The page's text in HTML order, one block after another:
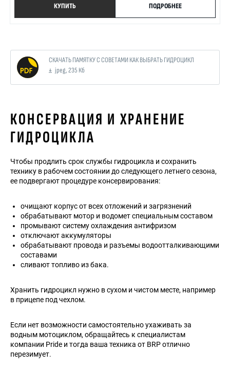
КУПИТЬ ПОДРОБНЕЕ
СКАЧАТЬ ПАМЯТКУ С СОВЕТАМИ КАК ВЫБРАТЬ ГИДРОЦИКЛ
jpeg, 235 Кб
КОНСЕРВАЦИЯ И ХРАНЕНИЕ
ГИДРОЦИКЛА
Чтобы продлить срок службы гидроцикла и сохранить
технику в рабочем состоянии до следующего летнего сезона,
ее подвергают процедуре консервирования:
очищают корпус от всех отложений и загрязнений
обрабатывают мотор и водомет специальным составом
промывают систему охлаждения антифризом
отключают аккумуляторы
обрабатывают провода и разъемы водоотталкивающими
составами
сливают топливо из бака.
Хранить гидроцикл нужно в сухом и чистом месте, например
в прицепе под чехлом.
Если нет возможности самостоятельно ухаживать за
водным мотоциклом, обращайтесь к специалистам
компании Pride и тогда ваша техника от BRP отлично
перезимует.